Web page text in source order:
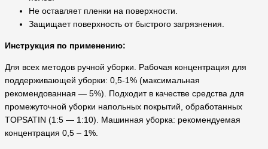
Не оставляет пленки на поверхности.
Защищает поверхность от быстрого загрязнения.
Инструкция по применению:
Для всех методов ручной уборки. Рабочая концентрация для
поддерживающей уборки: 0,5-1% (максимальная
рекомендованная — 5%). Подходит в качестве средства для
промежуточной уборки напольных покрытий, обработанных
TOPSATIN (1:5 — 1:10). Машинная уборка: рекомендуемая
концентрация 0,5 – 1%.